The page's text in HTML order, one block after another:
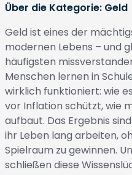
Über die Kategorie: Geld
Geld ist eines der
modernen Lebens – und
häufigsten
Menschen lernen in
wirklich funktioniert: wie
vor Inflation schützt, wie
aufbaut. Das Ergebnis
ihr Leben lang arbeiten,
Spielraum zu gewinnen.
schließen diese